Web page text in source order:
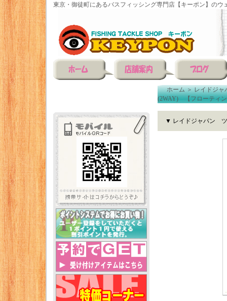
東京・御徒町にあるバスフィッシング専門店【キーポン】のウ
ホーム＞レイドジャ
(2WAY) 【フローティ
▼ レイドジャパン